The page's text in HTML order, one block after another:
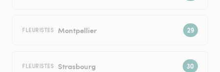
FLEURISTES Montpellier
FLEURISTES Strasbourg